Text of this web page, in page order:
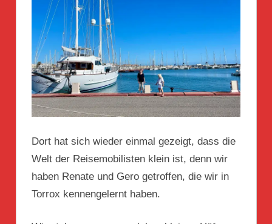
Dort hat sich wieder einmal gezeigt, dass die
Welt der Reisemobilisten klein ist, denn wir
haben Renate und Gero getroffen, die wir in
Torrox kennengelernt haben.